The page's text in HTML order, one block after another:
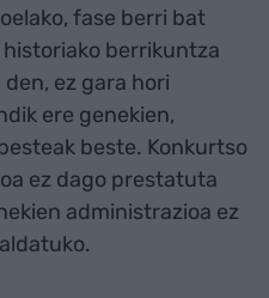
fase berri bat
historiako berrikuntza
ez gara hori
ere genekien,
beste. Konkurtso
ez dago prestatuta
administrazioa ez